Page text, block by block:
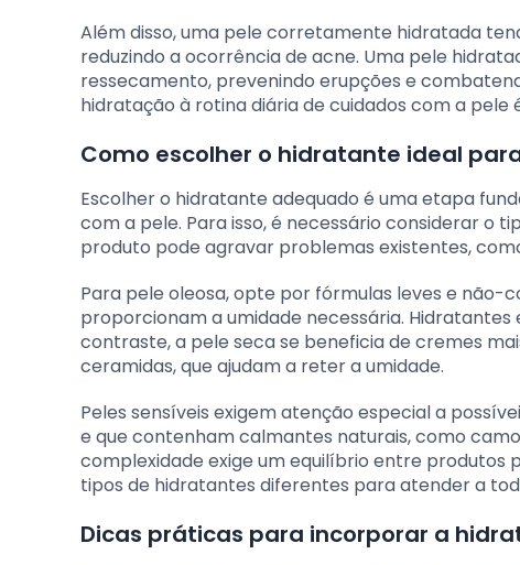
Além disso, uma pele corretamente hidratada
reduzindo a ocorrência de acne. Uma pele
ressecamento, prevenindo erupções e
hidratação à rotina diária de cuidados com a
Como escolher o hidratante ideal
Escolher o hidratante adequado é uma etapa
com a pele. Para isso, é necessário considerar o
produto pode agravar problemas existentes,
Para pele oleosa, opte por fórmulas leves e não-
proporcionam a umidade necessária. Hidratantes
contraste, a pele seca se beneficia de cremes
ceramidas, que ajudam a reter a umidade.
Peles sensíveis exigem atenção especial a
e que contenham calmantes naturais, como
complexidade exige um equilíbrio entre produtos
tipos de hidratantes diferentes para atender a
Dicas práticas para incorporar a